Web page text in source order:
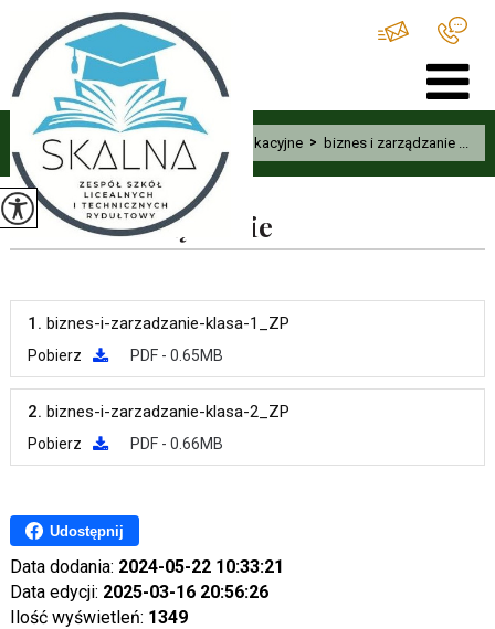
Home > Uczeń Wymagania edukacyjne > biznes i zarządzanie ...
biznes i zarządzanie
1. biznes-i-zarzadzanie-klasa-1_ZP
Pobierz PDF - 0.65MB
2. biznes-i-zarzadzanie-klasa-2_ZP
Pobierz PDF - 0.66MB
Udostępnij
Data dodania: 2024-05-22 10:33:21
Data edycji: 2025-03-16 20:56:26
Ilość wyświetleń: 1349